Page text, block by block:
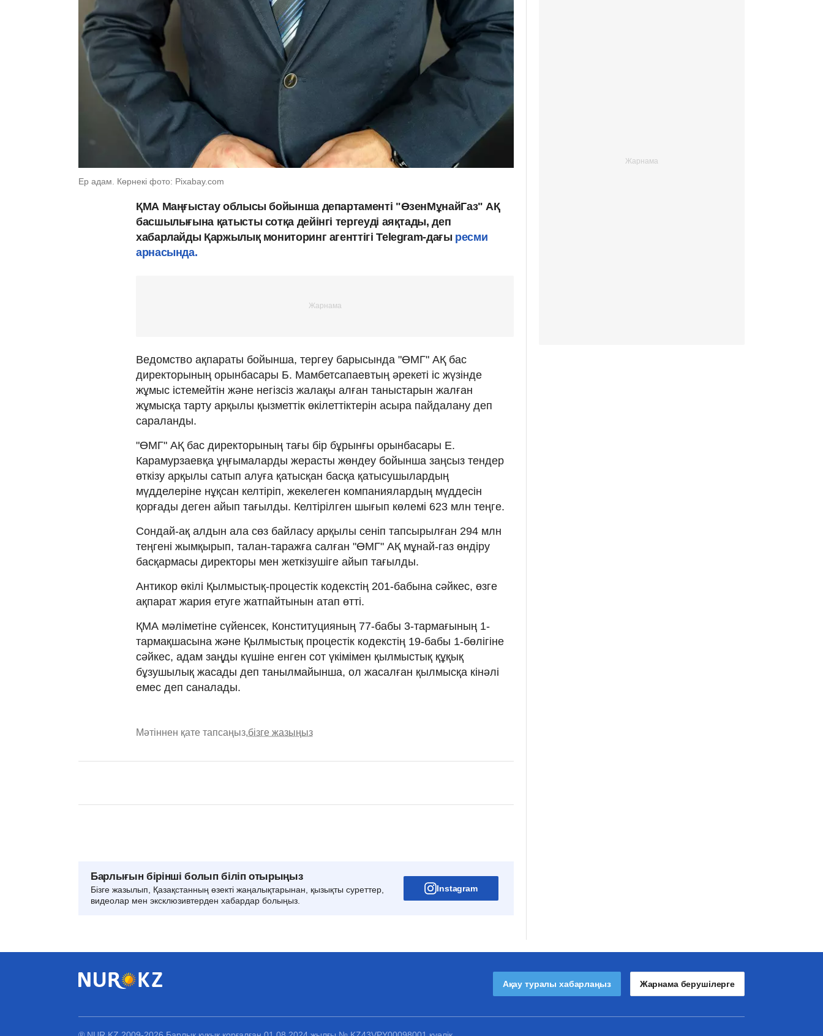
Ер адам. Көрнекі фото: Pixabay.com
ҚМА Маңғыстау облысы бойынша департаменті "ӨзенМұнайГаз" АҚ
басшылығына қатысты сотқа дейінгі тергеуді аяқтады, деп
хабарлайды Қаржылық мониторинг агенттігі Telegram-дағы ресми
арнасында.
Ведомство ақпараты бойынша, тергеу барысында "ӨМГ" АҚ бас
директорының орынбасары Б. Мамбетсапаевтың әрекеті іс жүзінде
жұмыс істемейтін және негізсіз жалақы алған таныстарын жалған
жұмысқа тарту арқылы қызметтік өкілеттіктерін асыра пайдалану деп
сараланды.
"ӨМГ" АҚ бас директорының тағы бір бұрынғы орынбасары Е.
Карамурзаевқа ұңғымаларды жерасты жөндеу бойынша заңсыз тендер
өткізу арқылы сатып алуға қатысқан басқа қатысушылардың
мүдделеріне нұқсан келтіріп, жекелеген компаниялардың мүддесін
қорғады деген айып тағылды. Келтірілген шығып көлемі 623 млн теңге.
Сондай-ақ алдын ала сөз байласу арқылы сеніп тапсырылған 294 млн
теңгені жымқырып, талан-таражға салған "ӨМГ" АҚ мұнай-газ өндіру
басқармасы директоры мен жеткізушіге айып тағылды.
Антикор өкілі Қылмыстық-процестік кодекстің 201-бабына сәйкес, өзге
ақпарат жария етуге жатпайтынын атап өтті.
ҚМА мәліметіне сүйенсек, Конституцияның 77-бабы 3-тармағының 1-
тармақшасына және Қылмыстық процестік кодекстің 19-бабы 1-бөлігіне
сәйкес, адам заңды күшіне енген сот үкімімен қылмыстық құқық
бұзушылық жасады деп танылмайынша, ол жасалған қылмысқа кінәлі
емес деп саналады.
Мәтіннен қате тапсаңыз,бізге жазыңыз
Барлығын бірінші болып біліп отырыңыз
Бізге жазылып, Қазақстанның өзекті жаңалықтарынан, қызықты суреттер,
видеолар мен эксклюзивтерден хабардар болыңыз.
Instagram
Ақау туралы хабарлаңыз Жарнама берушілерге